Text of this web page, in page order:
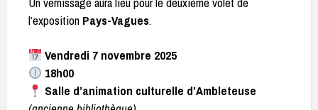
l’exposition Pays-Vagues.
Vendredi 7 novembre 2025
18h00
Salle d’animation culturelle d’Ambleteuse